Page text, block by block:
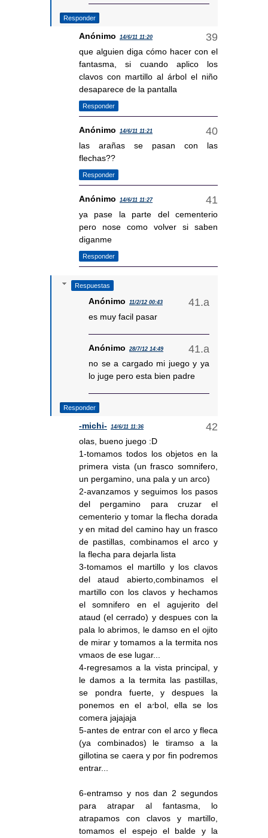
Responder
Anónimo 14/6/11 11:20
que alguien diga cómo hacer con el
fantasma, si cuando aplico los
clavos con martillo al árbol el niño
desaparece de la pantalla
Responder
Anónimo 14/6/11 11:21
las arañas se pasan con las
flechas??
Responder
Anónimo 14/6/11 11:27
ya pase la parte del cementerio
pero nose como volver si saben
diganme
Responder
Respuestas
Anónimo 11/2/12 00:43
es muy facil pasar
Anónimo 28/7/12 14:49
no se a cargado mi juego y ya
lo juge pero esta bien padre
Responder
-michi- 14/6/11 11:36
olas, bueno juego :D
1-tomamos todos los objetos en la
primera vista (un frasco somnifero,
un pergamino, una pala y un arco)
2-avanzamos y seguimos los pasos
del pergamino para cruzar el
cementerio y tomar la flecha dorada
y en mitad del camino hay un frasco
de pastillas, combinamos el arco y
la flecha para dejarla lista
3-tomamos el martillo y los clavos
del ataud abierto,combinamos el
martillo con los clavos y hechamos
el somnifero en el agujerito del
ataud (el cerrado) y despues con la
pala lo abrimos, le damso en el ojito
de mirar y tomamos a la termita nos
vmaos de ese lugar...
4-regresamos a la vista principal, y
le damos a la termita las pastillas,
se pondra fuerte, y despues la
ponemos en el arbol, ella se los
comera jajajaja
5-antes de entrar con el arco y fleca
(ya combinados) le tiramso a la
gillotina se caera y por fin podremos
entrar...
6-entramso y nos dan 2 segundos
para atrapar al fantasma, lo
atrapamos con clavos y martillo,
tomamos el espejo el balde y la